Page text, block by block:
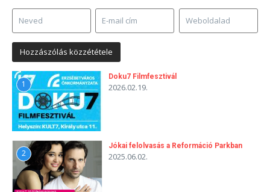
1
Doku7 Filmfesztivál
2026.02.19.
2
Jókai felolvasás a Reformáció Parkban
2025.06.02.